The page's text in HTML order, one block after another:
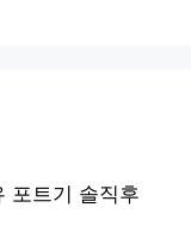
포트기 솔직후